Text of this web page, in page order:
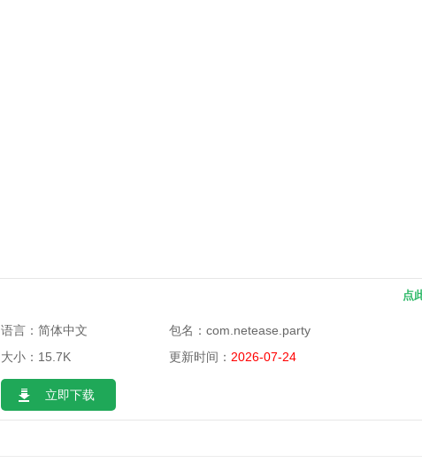
点
语言：简体中文
大小：15.7K
立即下载
包名： com.netease.party
更新时间： 2026-07-24